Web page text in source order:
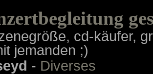
cd-käufer,
jemanden ;)
- Diverses